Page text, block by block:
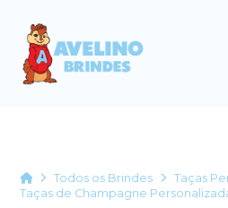
HomeTodos os Brindes
Taças
Taças de Champagne